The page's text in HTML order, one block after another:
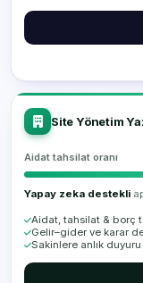
Site Yönetim
Aidat tahsilat oranı
Yapay zeka destekli
Aidat, tahsilat & borç
Gelir–gider ve karar
Sakinlere anlık duyuru